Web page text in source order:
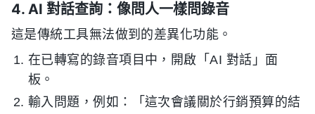
4. AI 對話查詢：像問人一樣問錄音
這是傳統工具無法做到的差異化功能。
在已轉寫的錄音項目中，開啟「AI 對話」面
板。
輸入問題，例如：「這次會議關於行銷預算的結